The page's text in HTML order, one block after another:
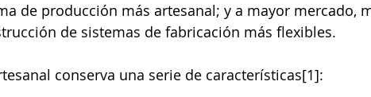
de producción más artesanal; y a mayor mercado,
de sistemas de fabricación más flexibles.
conserva una serie de características[1]: